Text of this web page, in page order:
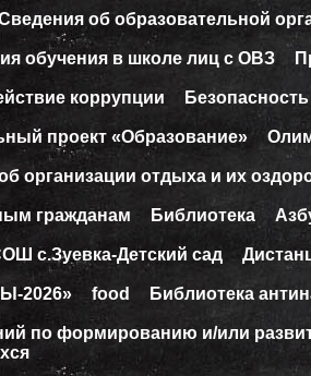
об образовательной
обучения в школе лиц с ОВЗ
коррупции Безопасность
проект «Образование»
организации отдыха и их
гражданам Библиотека
с.Зуевка-Детский сад
2026» food Библиотека
по формированию и/или